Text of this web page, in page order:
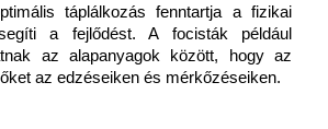
táplálkozás fenntartja a fizikai
a fejlődést. A focisták például
az alapanyagok között, hogy az
az edzéseiken és mérkőzéseiken.